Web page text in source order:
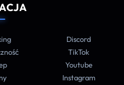
Discord
TikTok
Youtube
Instagram